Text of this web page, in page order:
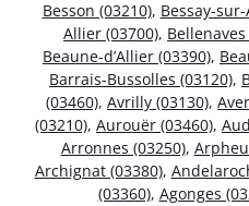
Besson (03210), Bessay-
Allier (03700), Bellenaves
Beaune-d’Allier (03390),
Barrais-Bussolles (03120),
(03460), Avrilly (03130),
(03210), Aurouër (03460),
Arronnes (03250),
Archignat (03380),
(03360), Agonges